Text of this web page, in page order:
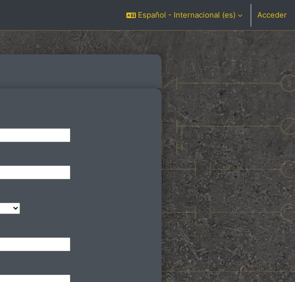
Español - Internacional ‎(es)‎ Acceder